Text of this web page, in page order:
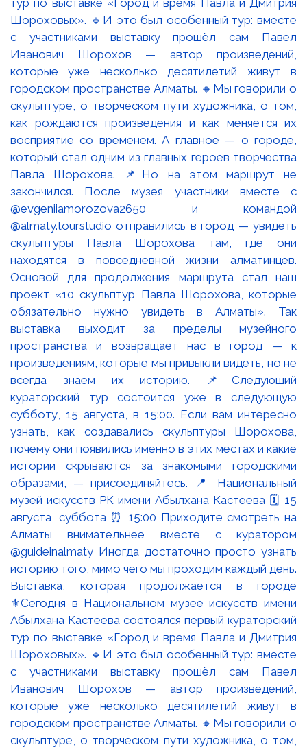
Выставка, которая продолжается в городе
⚜️Сегодня в Национальном музее искусств имени
Абылхана Кастеева состоялся первый кураторский
тур по выставке «Город и время Павла и Дмитрия
Шороховых». 🔹И это был особенный тур: вместе
с участниками выставку прошёл сам Павел
Иванович Шорохов — автор произведений,
которые уже несколько десятилетий живут в
городском пространстве Алматы. 🔸Мы говорили о
скульптуре, о творческом пути художника, о том,